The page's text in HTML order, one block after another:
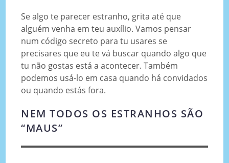
Se algo te parecer estranho, grita até que
alguém venha em teu auxílio. Vamos pensar
num código secreto para tu usares se
precisares que eu te vá buscar quando algo que
tu não gostas está a acontecer. Também
podemos usá-lo em casa quando há convidados
ou quando estás fora.
NEM TODOS OS ESTRANHOS SÃO
“MAUS”